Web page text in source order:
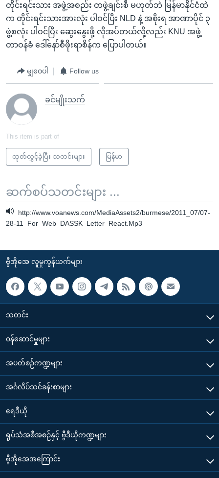
တိုင်းရင်းသား အဖွဲ့အစည်း တဖွဲ့ချင်းစီ မဟုတ်ဘဲ မြန်မာနိုင်ငံထဲ
က တိုင်းရင်းသားအားလုံး ပါဝင်ပြီး NLD နဲ့ အစိုးရ အာဏာပိုင် ၃
ဖွဲ့စလုံး ပါဝင်ပြီး ဆွေးနွေးဖို့ လိုအပ်တယ်လို့လည်း KNU အဖွဲ့
တာဝန်ခံ ဒေါ်နော်စီဖိုးရာစိန်က ပြောပါတယ်။
မျှဝေပါ Follow us
ခင်မျိုးသက်
This item is part of
ထုတ်လွှင့်ခဲ့ပြီး သတင်းများ မြန်မာ
ဆက်စပ်သတင်းများ ...
http://www.voanews.com/MediaAssets2/burmese/2011_07/07-
28-11_For_Web_DASSK_Letter_React.Mp3
ဗွီအိုအေ လူမှုကွန်ယက်များ
သတင်း
၀န်ဆောင်မှုများ
အပတ်စဉ်ကဏ္ဍများ
အင်္ဂလိပ်သင်ခန်းစာများ
ရေဒီယို
ရုပ်သံအစီအစဉ်နှင့် ဗွီဒီယိုကဏ္ဍများ
ဗွီအိုအေအကြောင်း